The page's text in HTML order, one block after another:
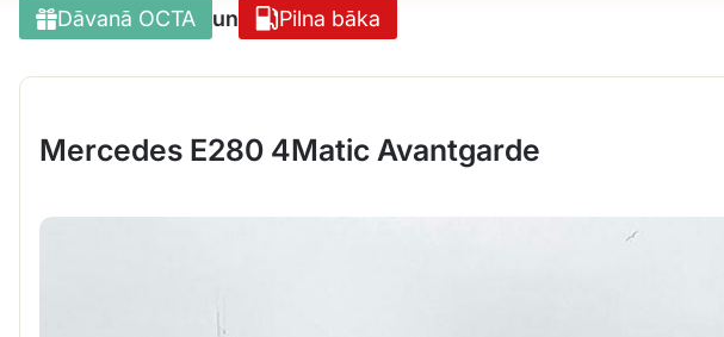
Dāvanā OCTA un Pilna bāka
Mercedes E280 4Matic Avantgarde